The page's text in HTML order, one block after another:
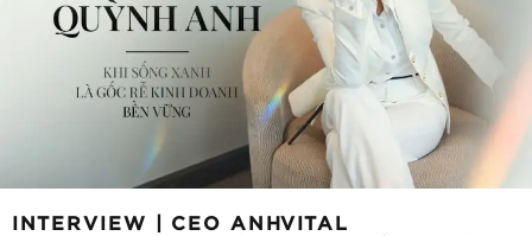
INTERVIEW | CEO ANHVITAL